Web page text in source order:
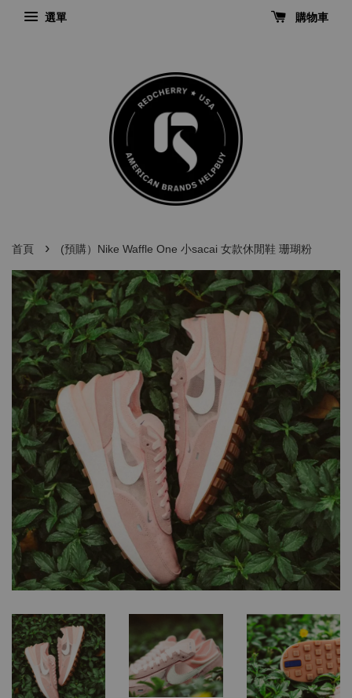
選單 購物車
首頁 › (預購）Nike Waffle One 小sacai 女款休閒鞋 珊瑚粉